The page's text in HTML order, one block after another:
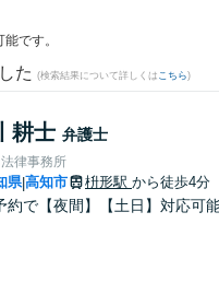
です。
た (検索結果について詳しくは こちら)
耕士 弁護士
律事務所
県|高知市 枡形駅 から徒歩4分
約で【夜間】【土日】対応可